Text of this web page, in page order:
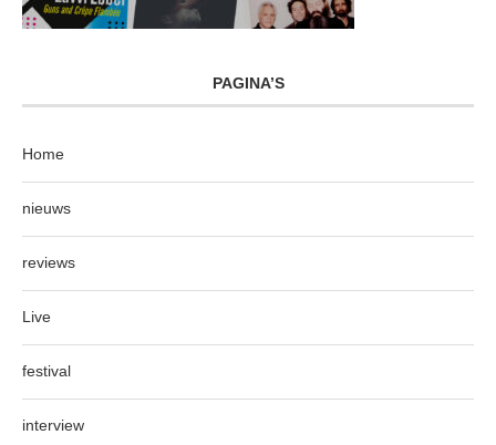
PAGINA’S
Home
nieuws
reviews
Live
festival
interview